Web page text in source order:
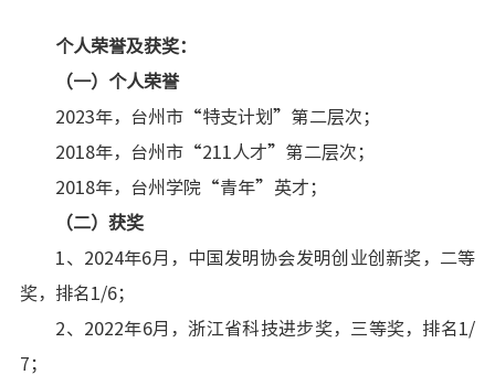
个人荣誉及获奖：
（一）个人荣誉
2023年，台州市“特支计划”第二层次；
2018年，台州市“211人才”第二层次；
2018年，台州学院“青年”英才；
（二）获奖
1、2024年6月，中国发明协会发明创业创新奖，二等
奖，排名1/6；
2、2022年6月，浙江省科技进步奖，三等奖，排名1/
7；